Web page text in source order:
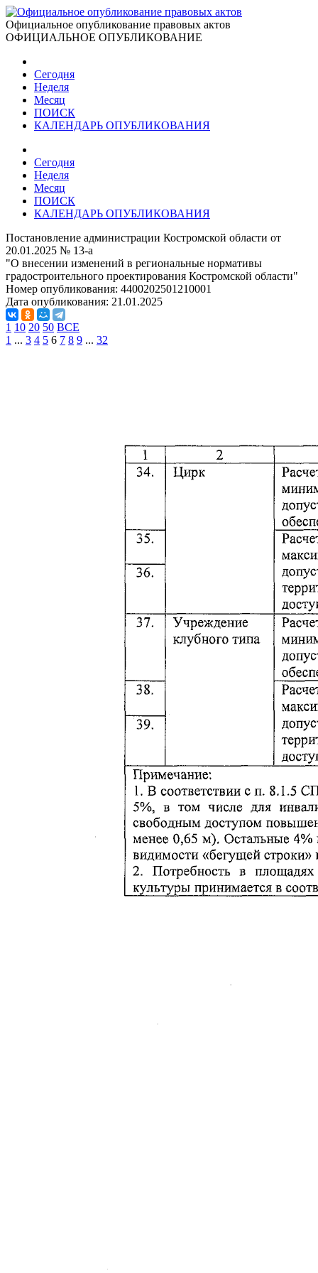
Официальное опубликование правовых актов
ОФИЦИАЛЬНОЕ ОПУБЛИКОВАНИЕ
Сегодня
Неделя
Месяц
ПОИСК
КАЛЕНДАРЬ ОПУБЛИКОВАНИЯ
Сегодня
Неделя
Месяц
ПОИСК
КАЛЕНДАРЬ ОПУБЛИКОВАНИЯ
Постановление администрации Костромской области от
20.01.2025 № 13-а
"О внесении изменений в региональные нормативы
градостроительного проектирования Костромской области"
Номер опубликования: 4400202501210001
Дата опубликования: 21.01.2025
1 10 20 50 ВСЕ
1 ... 3 4 5 6 7 8 9 ... 32